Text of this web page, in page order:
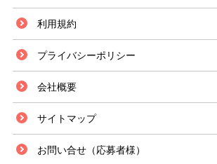
利用規約
プライバシーポリシー
会社概要
サイトマップ
お問い合せ（応募者様）